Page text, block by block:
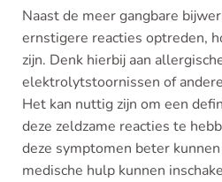
Naast de meer gangbare
ernstigere reacties optreden,
zijn. Denk hierbij aan
elektrolytstoornissen of
Het kan nuttig zijn om een
deze zeldzame reacties te
deze symptomen beter
medische hulp kunnen